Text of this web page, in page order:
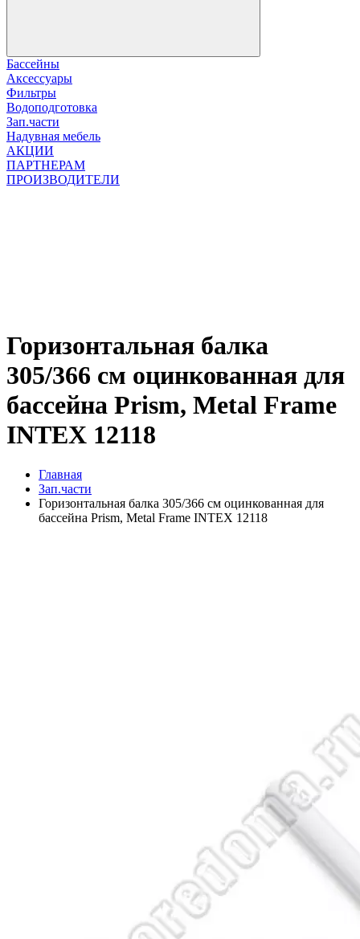
Бассейны
Аксессуары
Фильтры
Водоподготовка
Зап.части
Надувная мебель
АКЦИИ
ПАРТНЕРАМ
ПРОИЗВОДИТЕЛИ
Горизонтальная балка
305/366 см оцинкованная для
бассейна Prism, Metal Frame
INTEX 12118
Главная
Зап.части
Горизонтальная балка 305/366 см оцинкованная для
бассейна Prism, Metal Frame INTEX 12118